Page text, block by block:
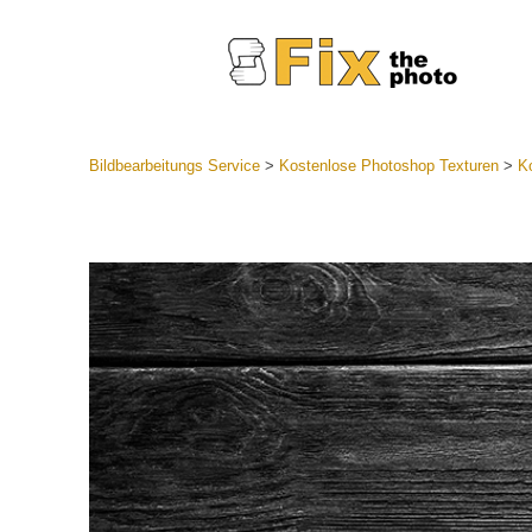
Günstige
Mobile
Bildbearbeitungs Service> Kostenlose Photoshop Texturen>